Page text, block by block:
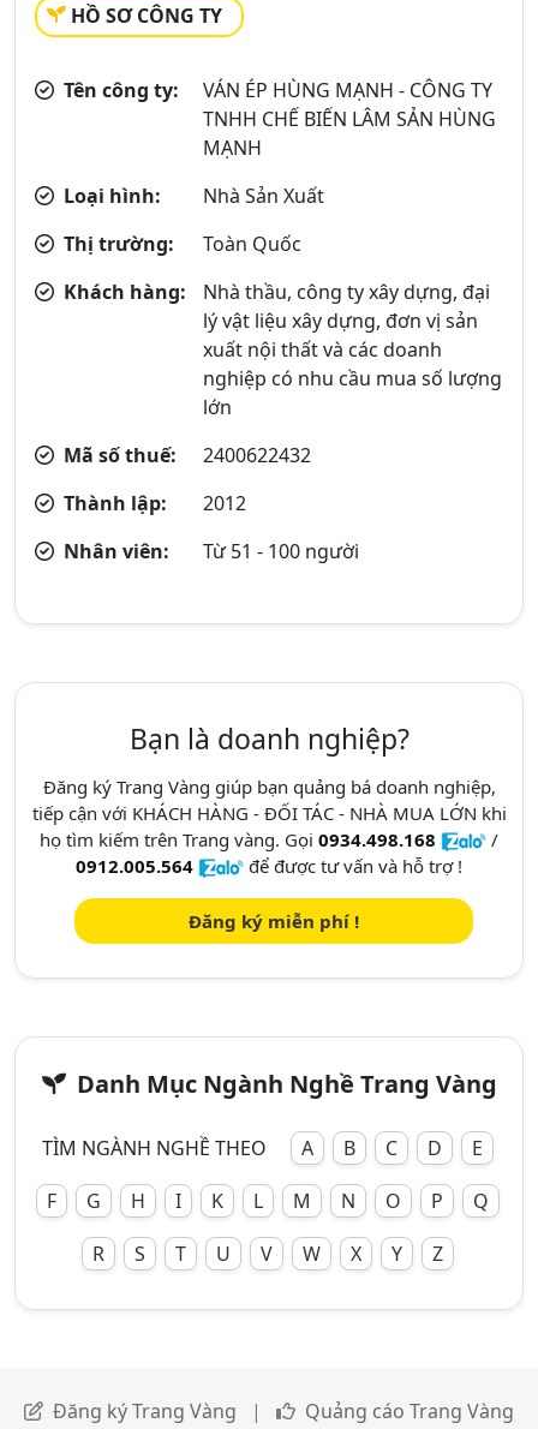
HỒ SƠ CÔNG TY
Tên công ty:
VÁN ÉP HÙNG MẠNH - CÔNG TY
TNHH CHẾ BIẾN LÂM SẢN HÙNG
MẠNH
Loại hình:
Nhà Sản Xuất
Thị trường:
Toàn Quốc
Khách hàng:
Nhà thầu, công ty xây dựng, đại
lý vật liệu xây dựng, đơn vị sản
xuất nội thất và các doanh
nghiệp có nhu cầu mua số lượng
lớn
Mã số thuế:
2400622432
Thành lập:
2012
Nhân viên:
Từ 51 - 100 người
Bạn là doanh nghiệp?
Đăng ký Trang Vàng giúp bạn quảng bá doanh nghiệp,
tiếp cận với KHÁCH HÀNG - ĐỐI TÁC - NHÀ MUA LỚN khi
họ tìm kiếm trên Trang vàng. Gọi 0934.498.168
/
0912.005.564
để được tư vấn và hỗ trợ !
Đăng ký miễn phí !
Danh Mục Ngành Nghề Trang Vàng
TÌM NGÀNH NGHỀ THEO A B C D
E
F
G H I K L M N O P
Q
R
S T U V W X Y Z
Đăng ký Trang Vàng | Quảng cáo Trang Vàng